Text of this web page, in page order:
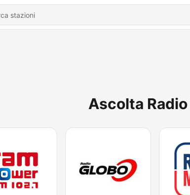
Ascolta